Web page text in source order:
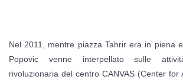
Nel 2011, mentre piazza Tahrir era in piena
Popovic venne interpellato sulle
rivoluzionaria del centro CANVAS (Center for